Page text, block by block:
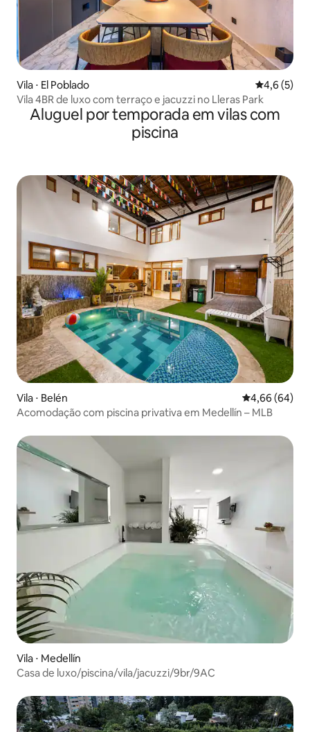
Vila ⋅ El Poblado 4,6 de
4,6 (5)
Vila 4BR de luxo com terraço e jacuzzi no Lleras Park
Aluguel por temporada em vilas com
piscina
Vila ⋅ Belén 4,66 de uma
4,66 (64)
Acomodação com piscina privativa em Medellín – MLB
Vila ⋅ Medellín
Casa de luxo/piscina/vila/jacuzzi/9br/9AC